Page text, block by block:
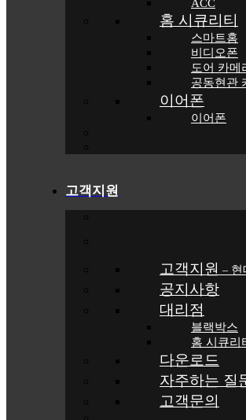
ACC
홈 시큐리티
스마트홈
비디오폰
도어 카메
공동현관
이어폰
이어폰
고객지원
고객지원 – 현
공지사항
대리점
블랙박스
홈 시큐리
다운로드
자주하는 질
고객문의